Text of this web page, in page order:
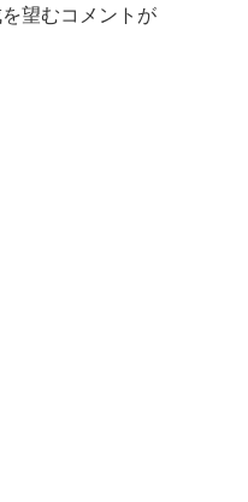
望むコメントが